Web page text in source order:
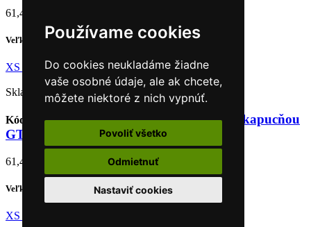
Používame cookies
Do cookies neukladáme žiadne
vaše osobné údaje, ale ak chcete,
môžete niektoré z nich vypnúť.
Povoliť všetko
Odmietnuť
Nastaviť cookies
61,40 €
Veľkosť
XS LXLXXLXXXL
Skladom
Kód: GTS407022L040GTSDámska mikina s kapucňou
GTX navy
61,40 €
Veľkosť
XS